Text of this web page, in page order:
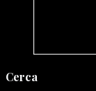
Cerca